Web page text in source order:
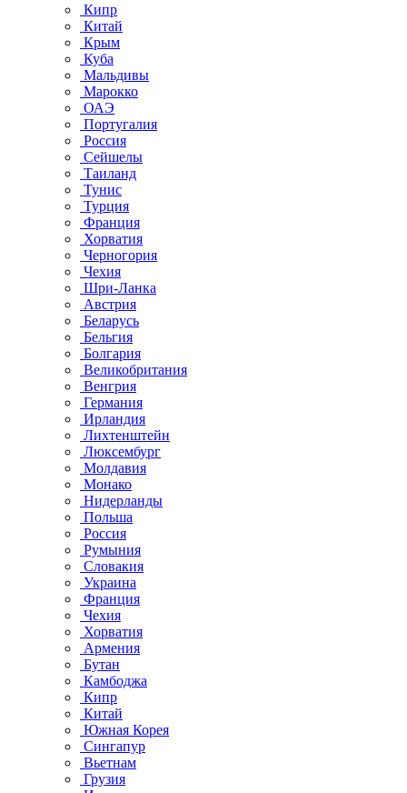
Кипр
Китай
Крым
Куба
Мальдивы
Марокко
ОАЭ
Португалия
Россия
Сейшелы
Таиланд
Тунис
Турция
Франция
Хорватия
Черногория
Чехия
Шри-Ланка
Австрия
Беларусь
Бельгия
Болгария
Великобритания
Венгрия
Германия
Ирландия
Лихтенштейн
Люксембург
Молдавия
Монако
Нидерланды
Польша
Россия
Румыния
Словакия
Украина
Франция
Чехия
Хорватия
Армения
Бутан
Камбоджа
Кипр
Китай
Южная Корея
Сингапур
Вьетнам
Грузия